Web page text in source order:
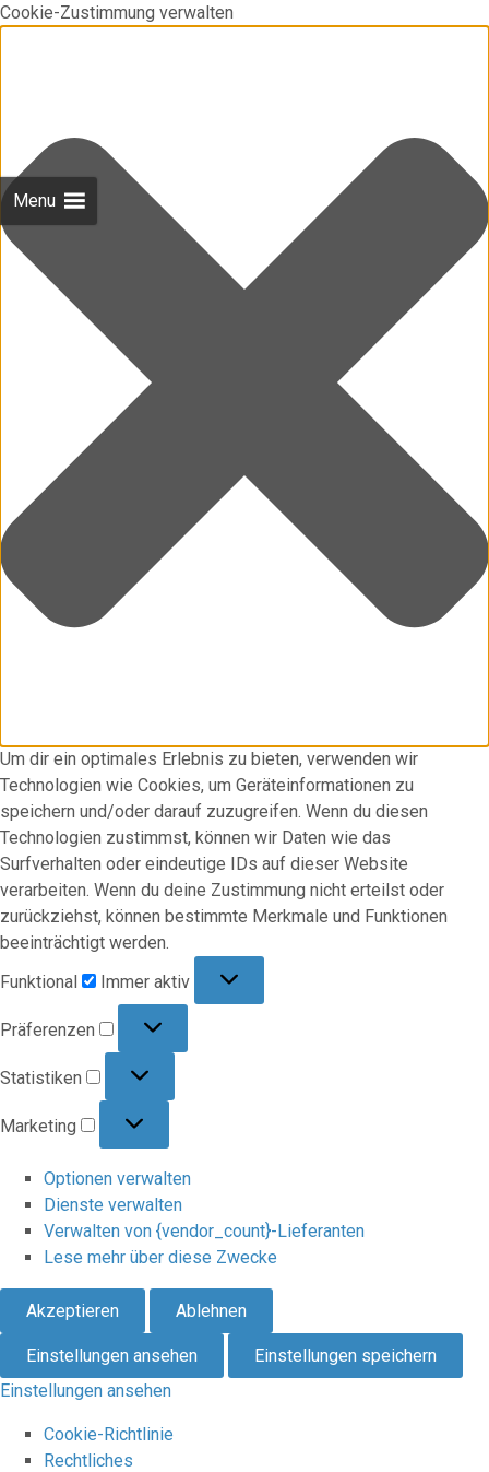
Cookie-Zustimmung verwalten
Um dir ein optimales Erlebnis zu bieten, verwenden wir
Technologien wie Cookies, um Geräteinformationen zu
speichern und/oder darauf zuzugreifen. Wenn du diesen
Technologien zustimmst, können wir Daten wie das
Surfverhalten oder eindeutige IDs auf dieser Website
verarbeiten. Wenn du deine Zustimmung nicht erteilst oder
zurückziehst, können bestimmte Merkmale und Funktionen
beeinträchtigt werden.
Funktional
Immer aktiv
Präferenzen
Statistiken
Marketing
Optionen verwalten
Dienste verwalten
Verwalten von {vendor_count}-Lieferanten
Lese mehr über diese Zwecke
Akzeptieren Ablehnen
Einstellungen ansehen
Einstellungen speichern
Einstellungen ansehen
Cookie-Richtlinie
Rechtliches
Menu